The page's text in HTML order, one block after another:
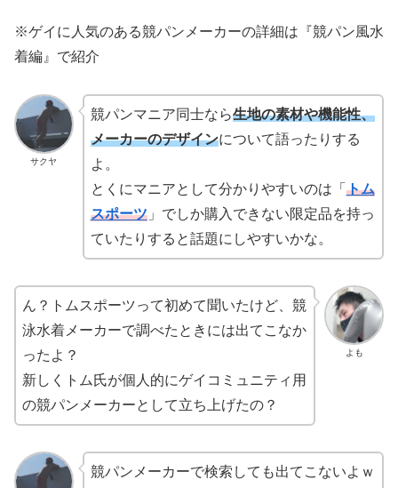
※ゲイに人気のある競パンメーカーの詳細は『競パン風水
着編』で紹介
サクヤ
競パンマニア同士なら生地の素材や機能性、
メーカーのデザインについて語ったりする
よ。
とくにマニアとして分かりやすいのは「 トム
スポーツ」でしか購入できない限定品を持っ
ていたりすると話題にしやすいかな。
よも
ん？トムスポーツって初めて聞いたけど、競
泳水着メーカーで調べたときには出てこなか
ったよ？
新しくトム氏が個人的にゲイコミュニティ用
の競パンメーカーとして立ち上げたの？
競パンメーカーで検索しても出てこないよｗ